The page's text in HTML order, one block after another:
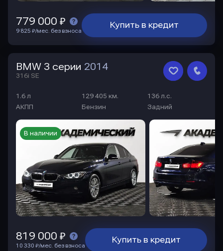
Купить в кредит
779 000 ₽
9 825 ₽/мес. без взноса
BMW 3 серии 2014
316i SE
1.6 л 129 405 км.
136 л.с.
АКПП
Бензин Задний
В наличии
Купить в кредит
819 000 ₽
10 330 ₽/мес. без взноса